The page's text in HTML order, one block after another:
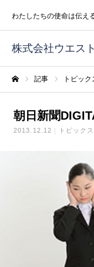
株式会社ウエス
わたしたちの使命は伝え
記事 トピック
朝日新聞
2013.12.12 トピックス